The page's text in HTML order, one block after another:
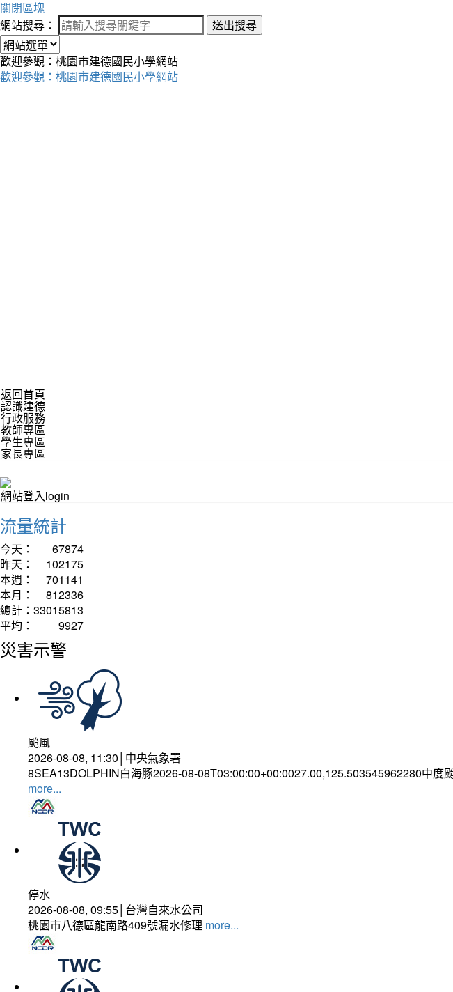
關閉區塊
網站搜尋：
送出搜尋
歡迎參觀：桃園市建德國民小學網站
歡迎參觀：桃園市建德國民小學網站
返回首頁
認識建德
行政服務
教師專區
學生專區
家長專區
網站登入login
流量統計
今天：
67874
昨天：
102175
本週：
701141
本月：
812336
總計： 33015813
平均：
9927
災害示警
颱風
2026-08-08, 11:30│中央氣象署
8SEA13DOLPHIN白海豚2026-08-08T03:00:00+00:0027.00,125.503545962280中
more...
停水
2026-08-08, 09:55│台灣自來水公司
桃園市八德區龍南路409號漏水修理 more...